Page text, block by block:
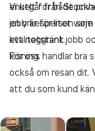
enkelt för både
en yrkesperson
ett noggrant jobb
lösning.
Vi utgår från
jobb är för litet
kvalitetstänk.
För oss handlar bra
också om resan dit.
att du som kund